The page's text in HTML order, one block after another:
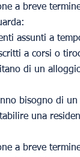
a breve
assunti a
a corsi o
di un
bisogno di
una
a breve